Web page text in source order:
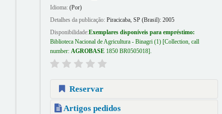
Idioma: (Por)
Detalhes da publicação: Piracicaba, SP (Brasil): 2005
Disponibilidade:Exemplares disponíveis para empréstimo:
Biblioteca Nacional de Agricultura - Binagri(1) Collection, call
number: AGROBASE 1850 BR0505018 .
Reservar
Artigos pedidos